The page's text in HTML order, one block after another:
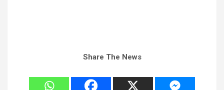
Share The News